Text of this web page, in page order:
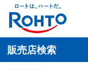
販売店検索